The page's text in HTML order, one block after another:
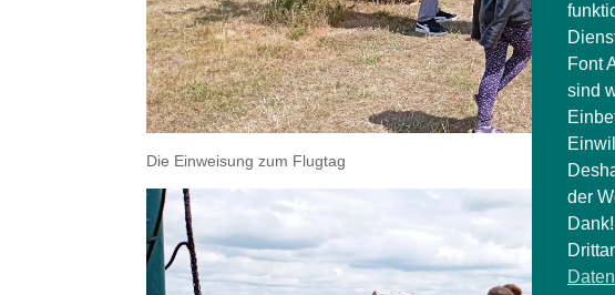
Die Einweisung zum Flugtag
Font
sind
der